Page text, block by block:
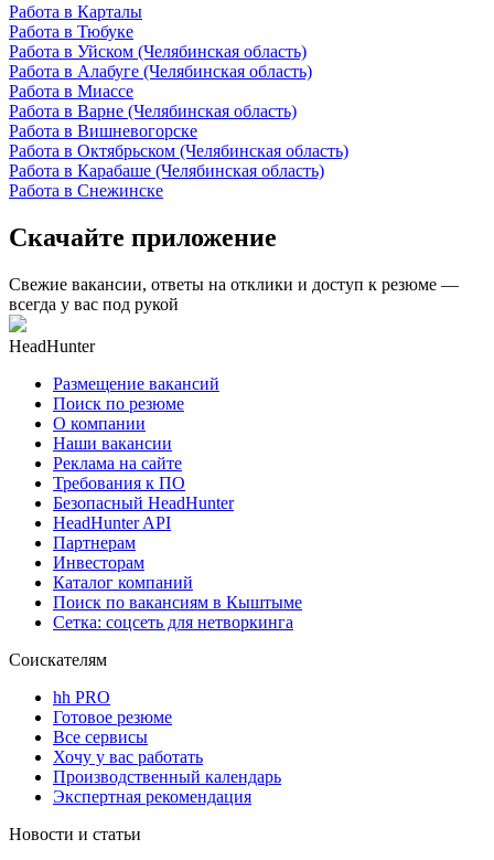
Работа в Карталы
Работа в Тюбуке
Работа в Уйском (Челябинская область)
Работа в Алабуге (Челябинская область)
Работа в Миассе
Работа в Варне (Челябинская область)
Работа в Вишневогорске
Работа в Октябрьском (Челябинская область)
Работа в Карабаше (Челябинская область)
Работа в Снежинске
Скачайте приложение
Свежие вакансии, ответы на отклики и доступ к резюме —
всегда у вас под рукой
HeadHunter
Размещение вакансий
Поиск по резюме
О компании
Наши вакансии
Реклама на сайте
Требования к ПО
Безопасный HeadHunter
HeadHunter API
Партнерам
Инвесторам
Каталог компаний
Поиск по вакансиям в Кыштыме
Сетка: соцсеть для нетворкинга
Соискателям
hh PRO
Готовое резюме
Все сервисы
Хочу у вас работать
Производственный календарь
Экспертная рекомендация
Новости и статьи